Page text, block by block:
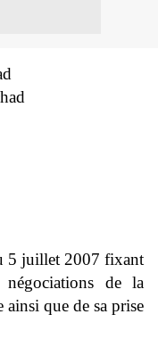
5 juillet 2007 fixant
de la
que de sa prise